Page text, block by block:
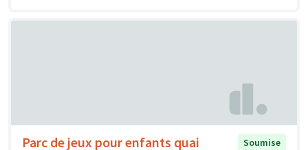
Parc de jeux pour enfants quai
Soumise